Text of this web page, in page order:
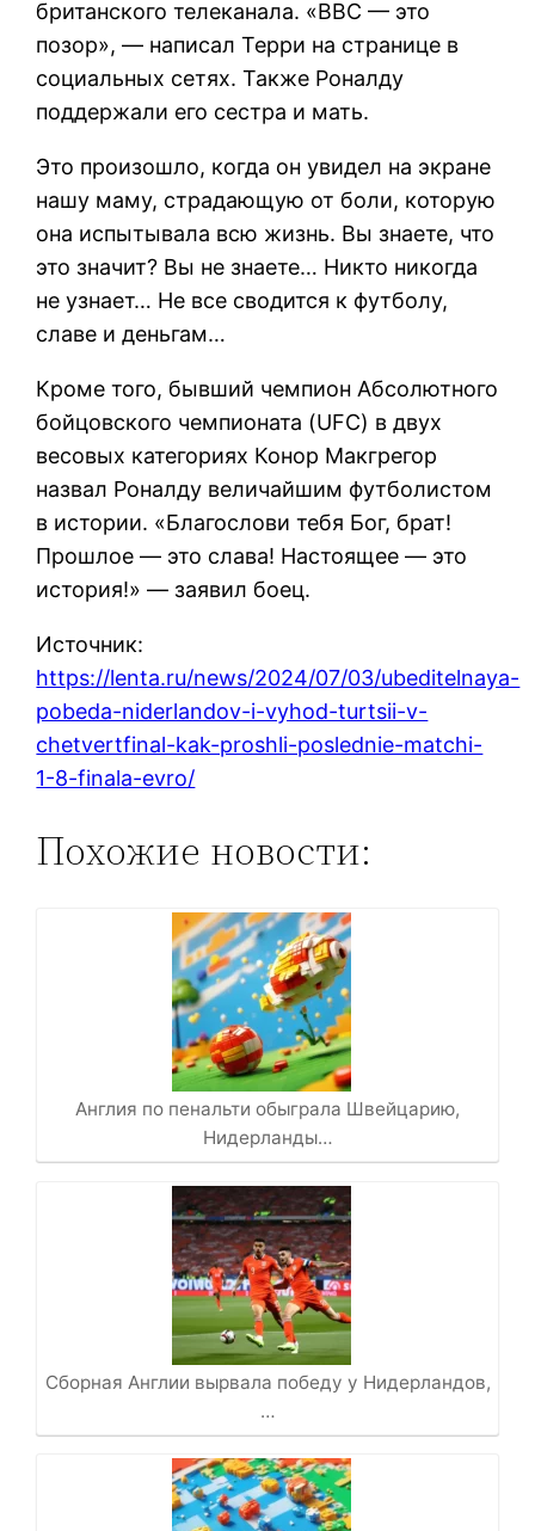
британского телеканала. «BBC — это
позор», — написал Терри на странице в
социальных сетях. Также Роналду
поддержали его сестра и мать.
Это произошло, когда он увидел на экране
нашу маму, страдающую от боли, которую
она испытывала всю жизнь. Вы знаете, что
это значит? Вы не знаете… Никто никогда
не узнает… Не все сводится к футболу,
славе и деньгам…
Кроме того, бывший чемпион Абсолютного
бойцовского чемпионата (UFC) в двух
весовых категориях Конор Макгрегор
назвал Роналду величайшим футболистом
в истории. «Благослови тебя Бог, брат!
Прошлое — это слава! Настоящее — это
история!» — заявил боец.
Источник:
https://lenta.ru/news/2024/07/03/ubeditelnaya-
pobeda-niderlandov-i-vyhod-turtsii-v-
chetvertfinal-kak-proshli-poslednie-matchi-
1-8-finala-evro/
Похожие новости:
Англия по пенальти обыграла Швейцарию,
Нидерланды…
Сборная Англии вырвала победу у Нидерландов,
…